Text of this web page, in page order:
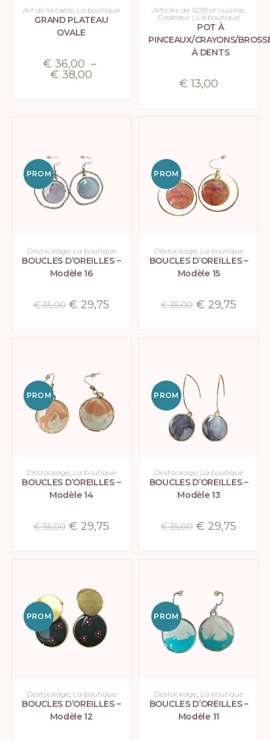
CHOIX DES OPTIONS
Art de la table, La boutique
GRAND PLATEAU
OVALE
€ 36,00 –
€ 38,00
CHOIX DES OPTIONS
Articles de SDB et cuisine
Cadeaux ! La boutique
POT À
PINCEAUX/CRAYONS/
À DENTS
€ 13,00
PROM
O !
AJOUTER AU PANIER
Déstockage, La boutique
BOUCLES D’OREILLES –
Modèle 16
€35,00 € 29,75
PROM
O !
AJOUTER AU PANIER
Déstockage, La boutique
BOUCLES D’OREILLES –
Modèle 15
€35,00 € 29,75
PROM
O !
AJOUTER AU PANIER
Déstockage, La boutique
BOUCLES D’OREILLES –
Modèle 14
€35,00 € 29,75
PROM
O !
AJOUTER AU PANIER
Déstockage La boutique
BOUCLES D’OREILLES –
Modèle 13
€35,00 € 29,75
PROM
O !
AJOUTER AU PANIER
Déstockage, La boutique
BOUCLES D’OREILLES –
Modèle 12
PROM
O !
AJOUTER AU PANIER
Déstockage La boutique
BOUCLES D’OREILLES –
Modèle 11